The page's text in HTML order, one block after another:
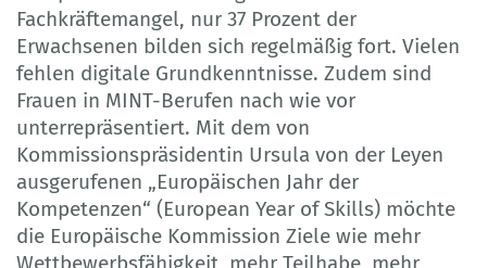
Fachkräftemangel, nur 37 Prozent der
Erwachsenen bilden sich regelmäßig fort. Vielen
fehlen digitale Grundkenntnisse. Zudem sind
Frauen in MINT-Berufen nach wie vor
unterrepräsentiert. Mit dem von
Kommissionspräsidentin Ursula von der Leyen
ausgerufenen „Europäischen Jahr der
Kompetenzen“ (European Year of Skills) möchte
die Europäische Kommission Ziele wie mehr
Wettbewerbsfähigkeit, mehr Teilhabe, mehr